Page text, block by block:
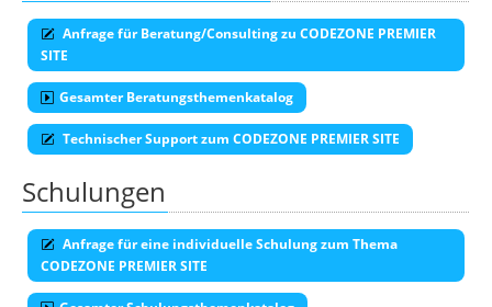
Anfrage für Beratung/Consulting zu CODEZONE PREMIER
SITE
Gesamter Beratungsthemenkatalog
Technischer Support zum CODEZONE PREMIER SITE
Schulungen
Anfrage für eine individuelle Schulung zum Thema
CODEZONE PREMIER SITE